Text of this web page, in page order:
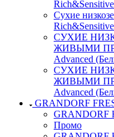
Сухие
СУХИЕ
ЖИВЫМИ
Advanced
СУХИЕ
ЖИВЫМИ
Advanced
GRANDORF
GRANDORF
Промо